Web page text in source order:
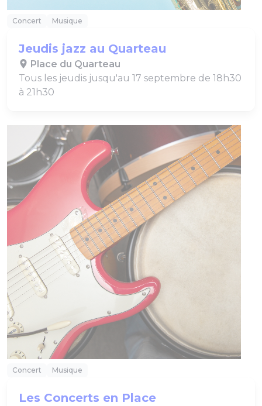
Concert Musique
Jeudis jazz au Quarteau
Place du Quarteau
Tous les jeudis jusqu'au 17 septembre de 18h30
à 21h30
Concert Musique
Les Concerts en Place